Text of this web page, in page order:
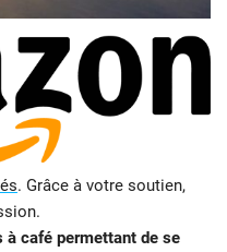
. Grâce à votre soutien,
à café permettant de se